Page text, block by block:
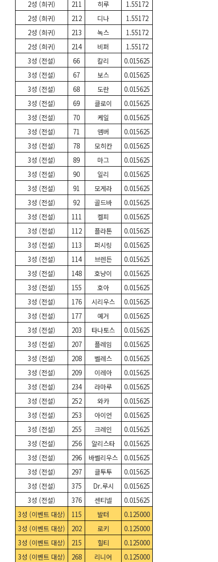
2성 (희귀) 211 히루
1.55172
2성 (희귀)
212 디나
1.55172
2성 (희귀)
213 녹스
1.55172
2성 (희귀)
214 비퍼
1.55172
3성 (전설)
66 칼리
0.015625
3성 (전설)
67 보스
0.015625
3성 (전설)
68 도란
0.015625
3성 (전설)
69 클로이
0.015625
3성 (전설)
70 케일
0.015625
3성 (전설)
71 앰버
0.015625
3성 (전설)
78 모히칸
0.015625
3성 (전설)
89 마그
0.015625
3성 (전설)
90 일리
0.015625
3성 (전설)
91 모게라
0.015625
3성 (전설)
92 골드바
0.015625
3성 (전설)
111 켈피
0.015625
3성 (전설)
112 플라톤
0.015625
3성 (전설)
113 퍼시링
0.015625
3성 (전설)
114 브렌든
0.015625
3성 (전설)
148 호냥이
0.015625
3성 (전설)
155 호아
0.015625
3성 (전설)
176 시리우스
0.015625
3성 (전설)
177 예거
0.015625
3성 (전설)
203 타나토스
0.015625
3성 (전설)
207 플레임
0.015625
3성 (전설)
208 벨레스
0.015625
3성 (전설)
209 이레아
0.015625
3성 (전설)
234 라마루
0.015625
3성 (전설)
252 와카
0.015625
3성 (전설)
253 아이언
0.015625
3성 (전설)
255 크레인
0.015625
3성 (전설)
256 알리스타
0.015625
3성 (전설)
296 바벨리우스
0.015625
3성 (전설)
297 클투투
0.015625
3성 (전설)
375 Dr.루시
0.015625
3성 (전설)
376 센티넬
0.015625
3성 (이벤트 대상)
115 발터
0.125000
3성 (이벤트 대상)
202 로키
0.125000
3성 (이벤트 대상)
215 힐티
0.125000
3성 (이벤트 대상)
268 리니어 0.125000